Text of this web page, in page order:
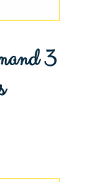
3